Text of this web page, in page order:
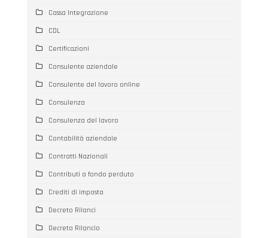
Cassa Integrazione
CDL
Certificazioni
Consulente aziendale
Consulente del lavoro online
Consulenza
Consulenza del lavoro
Contabilità aziendale
Contratti Nazionali
Contributi a fondo perduto
Crediti di imposta
Decreto Rilanci
Decreto Rilancio